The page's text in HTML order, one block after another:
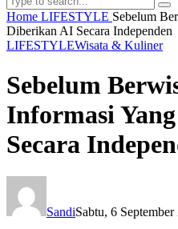
Home LIFESTYLE Sebelum
Diberikan AI Secara Independen
LIFESTYLEWisata & Kuliner
Sebelum
Informasi
Secara
SandiSabtu, 6